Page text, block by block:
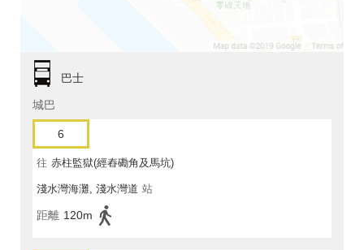
巴士
城巴
6
往 赤柱監獄(經舂磡角及馬坑)
淺水灣海灘, 淺水灣道 站
距離 120m